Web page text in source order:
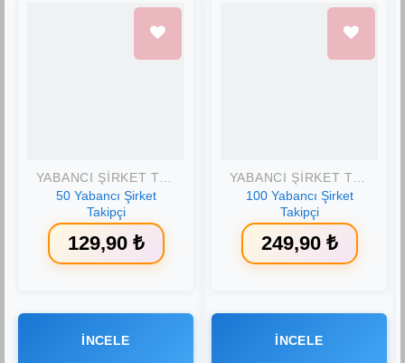
50 Yabancı Şirket
Takipçi
129,90 ₺
İNCELE
100 Yabancı Şirket
Takipçi
249,90 ₺
İNCELE